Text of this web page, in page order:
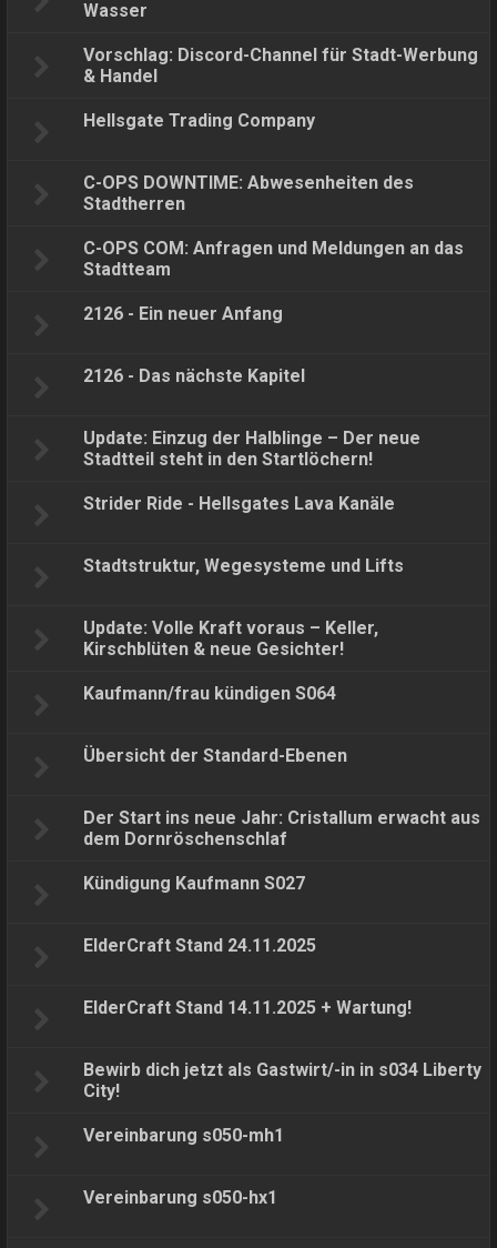
Wasser
Vorschlag: Discord-Channel für Stadt-Werbung
& Handel
Hellsgate Trading Company
C-OPS DOWNTIME: Abwesenheiten des
Stadtherren
C-OPS COM: Anfragen und Meldungen an das
Stadtteam
2126 - Ein neuer Anfang
2126 - Das nächste Kapitel
Update: Einzug der Halblinge – Der neue
Stadtteil steht in den Startlöchern!
Strider Ride - Hellsgates Lava Kanäle
Stadtstruktur, Wegesysteme und Lifts
Update: Volle Kraft voraus – Keller,
Kirschblüten & neue Gesichter!
Kaufmann/frau kündigen S064
Übersicht der Standard-Ebenen
Der Start ins neue Jahr: Cristallum erwacht aus
dem Dornröschenschlaf
Kündigung Kaufmann S027
ElderCraft Stand 24.11.2025
ElderCraft Stand 14.11.2025 + Wartung!
Bewirb dich jetzt als Gastwirt/-in in s034 Liberty
City!
Vereinbarung s050-mh1
Vereinbarung s050-hx1